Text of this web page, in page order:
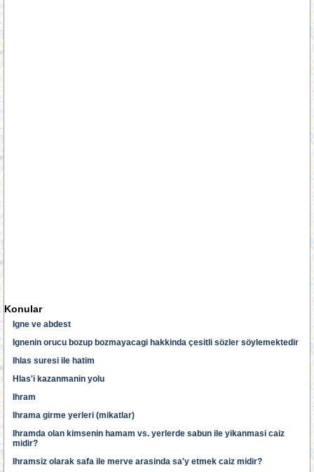
Konular
Igne ve abdest
Ignenin orucu bozup bozmayacagi hakkinda çesitli sözler söylemektedir
Ihlas suresi ile hatim
Hlas'i kazanmanin yolu
Ihram
Ihrama girme yerleri (mikatlar)
Ihramda olan kimsenin hamam vs. yerlerde sabun ile yikanmasi caiz
midir?
Ihramsiz olarak safa ile merve arasinda sa'y etmek caiz midir?